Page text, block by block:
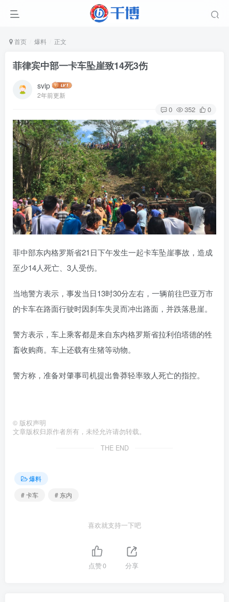
首页 爆料 正文
菲律宾中部一卡车坠崖致14死3伤
svip
2年前更新
0 352 0
菲中部东内格罗斯省21日下午发生一起卡车坠崖事故，造成
至少14人死亡、3人受伤。
当地警方表示，事发当日13时30分左右，一辆前往巴亚万市
的卡车在路面行驶时因刹车失灵而冲出路面，并跌落悬崖。
警方表示，车上乘客都是来自东内格罗斯省拉利伯塔德的牲
畜收购商。车上还载有生猪等动物。
警方称，准备对肇事司机提出鲁莽轻率致人死亡的指控。
© 版权声明
文章版权归原作者所有，未经允许请勿转载。
THE END
爆料
# 卡车
# 东内
喜欢就支持一下吧
点赞0 分享